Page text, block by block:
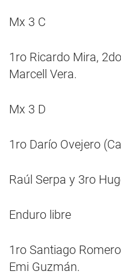
Mx 3 C
1ro Ricardo Mira,
Marcell Vera.
Mx 3 D
1ro Darío Ovejero
Raúl Serpa y 3ro
Enduro libre
1ro Santiago
Emi Guzmán.